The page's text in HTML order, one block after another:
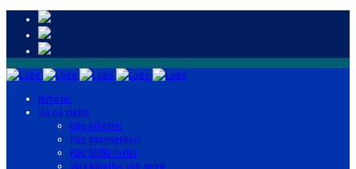
Nyheter
Gå på match
Köp biljetter
Köp säsongskort
Köp 50/50-lotter
Våra biljetter och entré